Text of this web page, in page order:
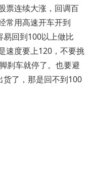
票连续大涨，回调百
常用高速开车开到
回到100以上做比
速度要上120，不要挑
刹车就停了。也要避
了，那是回不到100